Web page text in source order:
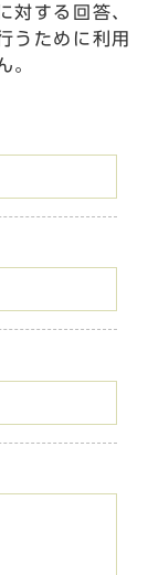
対する回答、
うために利用
。